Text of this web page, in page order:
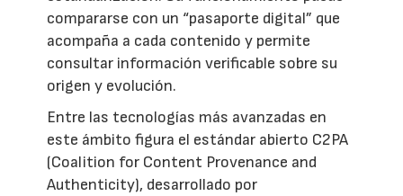
compararse con un “pasaporte digital” que
acompaña a cada contenido y permite
consultar información verificable sobre su
origen y evolución.
Entre las tecnologías más avanzadas en
este ámbito figura el estándar abierto C2PA
(Coalition for Content Provenance and
Authenticity), desarrollado por